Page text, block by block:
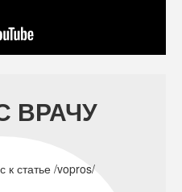
ВРАЧУ